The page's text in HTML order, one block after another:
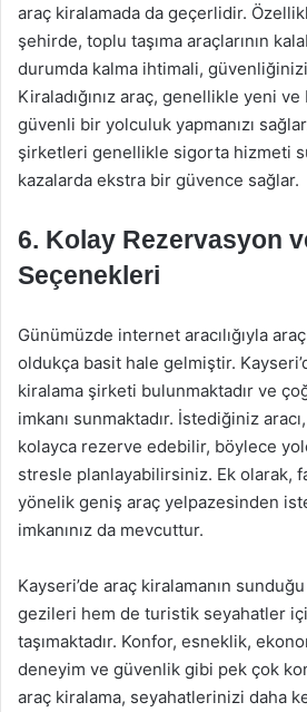
araç kiralamada da geçerlidir.
şehirde, toplu taşıma araçlarının
durumda kalma ihtimali,
Kiraladığınız araç, genellikle yeni ve
güvenli bir yolculuk yapmanızı
şirketleri genellikle sigorta hizmeti
kazalarda ekstra bir güvence sağlar.
6. Kolay Rezervasyon
Seçenekleri
Günümüzde internet aracılığıyla
oldukça basit hale gelmiştir.
kiralama şirketi bulunmaktadır ve
imkanı sunmaktadır. İstediğiniz
kolayca rezerve edebilir, böylece
stresle planlayabilirsiniz. Ek olarak,
yönelik geniş araç yelpazesinden
imkanınız da mevcuttur.
Kayseri’de araç kiralamanın
gezileri hem de turistik seyahatler
taşımaktadır. Konfor, esneklik,
deneyim ve güvenlik gibi pek çok
araç kiralama, seyahatlerinizi daha